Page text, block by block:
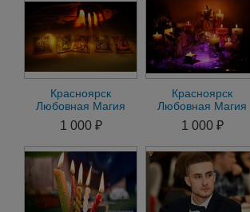
Красноярск
Любовная Магия
Сделаю Любой
Приворот по
фотографии
1 000 ₽
Красноярск
Любовная Магия
Сделаю Любой
Приворот.
Подчинение Воли
1 000 ₽